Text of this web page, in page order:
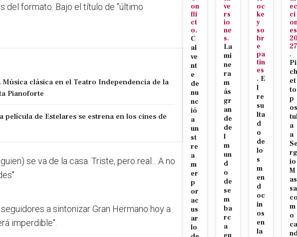
del formato. Bajo el título de "último
Música clásica en el Teatro Independencia de la
Pianoforte
película de Estelares se estrena en los cines de
se va de la casa. Triste, pero real... A no
a sintonizar Gran Hermano hoy a
imperdible".
on
fli
ct
o.
C
al
ve
nt
e
de
nu
nc
ió
a
un
st
re
a
m
er
p
or
ac
us
ar
lo
ve
rs
io
ne
s.
La
mi
ne
ra
m
ás
gr
an
de
de
l
m
un
d
o
de
se
m
ba
rc
a
oc
ke
y
so
br
e
pa
tin
es
. E
l
re
su
lta
d
o
de
lo
s
m
en
d
oc
in
os
en
la
ec
ci
es
20
27
.
Pi
ch
et
to
p
os
a
a
Se
rg
io
M
as
sa
co
m
o
ca